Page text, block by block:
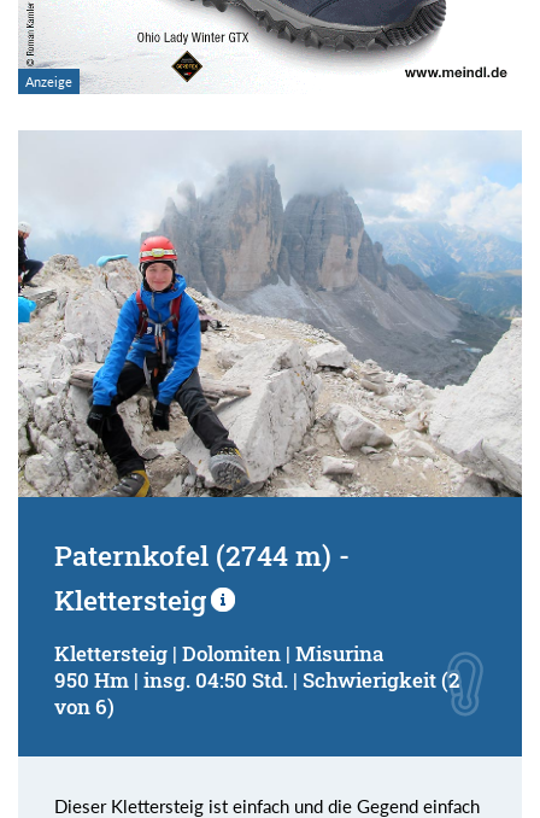
Paternkofel (2744 m) -
Klettersteig
Klettersteig | Dolomiten | Misurina
950 Hm | insg. 04:50 Std. | Schwierigkeit (2
von 6)
Dieser Klettersteig ist einfach und die Gegend einfach